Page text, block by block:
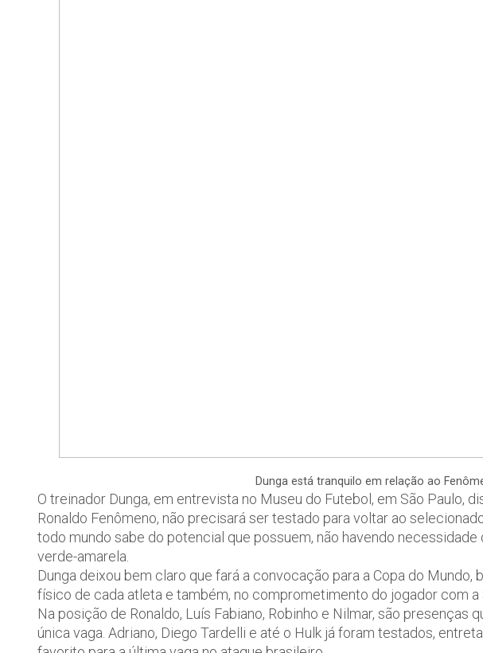
Dunga está tranquilo em relação ao
O treinador Dunga, em entrevista no Museu do Futebol, em São Paulo,
Ronaldo Fenômeno, não precisará ser testado para voltar ao
todo mundo sabe do potencial que possuem, não havendo
verde-amarela.
Dunga deixou bem claro que fará a convocação para a Copa do
físico de cada atleta e também, no comprometimento do jogador com a
Na posição de Ronaldo, Luís Fabiano, Robinho e Nilmar, são presenças
única vaga. Adriano, Diego Tardelli e até o Hulk já foram testados,